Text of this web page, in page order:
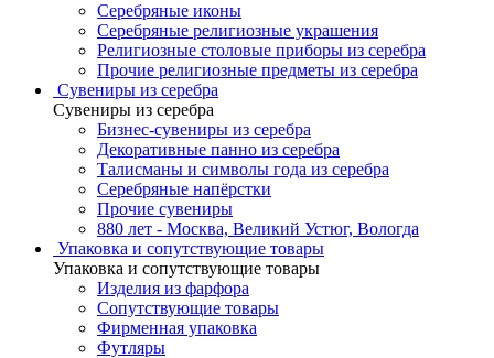
Серебряные иконы
Серебряные религиозные украшения
Религиозные столовые приборы из серебра
Прочие религиозные предметы из серебра
Сувениры из серебра
Сувениры из серебра
Бизнес-сувениры из серебра
Декоративные панно из серебра
Талисманы и символы года из серебра
Серебряные напёрстки
Прочие сувениры
880 лет - Москва, Великий Устюг, Вологда
Упаковка и сопутствующие товары
Упаковка и сопутствующие товары
Изделия из фарфора
Сопутствующие товары
Фирменная упаковка
Футляры